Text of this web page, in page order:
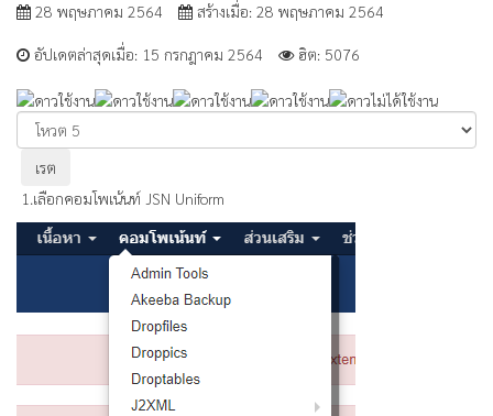
28 พฤษภาคม 2564 สร้างเมื่อ: 28 พฤษภาคม 2564
อัปเดตล่าสุดเมื่อ: 15 กรกฎาคม 2564 ฮิต: 5076
ให้
เรต
สมาชิก: 4/
กรุณา
ให้
คะแนน
1.เลือกคอมโพเน้นท์ JSN Uniform